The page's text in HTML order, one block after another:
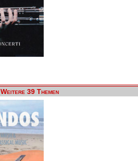
Weitere 39 Themen